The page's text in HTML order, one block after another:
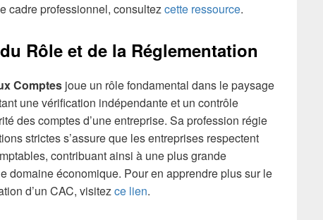
cadre professionnel, consultezcette ressource.
Rôle et de la Réglementation
Comptes joue un rôle fondamental dans le paysage
une vérification indépendante et un contrôle
des comptes d’une entreprise. Sa profession régie
strictes s’assure que les entreprises respectent
contribuant ainsi à une plus grande
domaine économique. Pour en apprendre plus sur le
d’un CAC, visitez ce lien.